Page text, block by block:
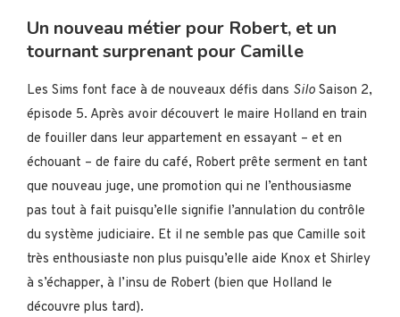
Un nouveau métier pour Robert, et un
tournant surprenant pour Camille
Les Sims font face à de nouveaux défis dans Silo Saison 2,
épisode 5. Après avoir découvert le maire Holland en train
de fouiller dans leur appartement en essayant – et en
échouant – de faire du café, Robert prête serment en tant
que nouveau juge, une promotion qui ne l’enthousiasme
pas tout à fait puisqu’elle signifie l’annulation du contrôle
du système judiciaire. Et il ne semble pas que Camille soit
très enthousiaste non plus puisqu’elle aide Knox et Shirley
à s’échapper, à l’insu de Robert (bien que Holland le
découvre plus tard).